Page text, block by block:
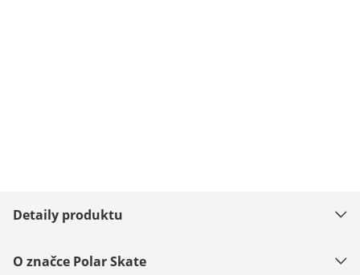
Detaily produktu
O značce Polar Skate